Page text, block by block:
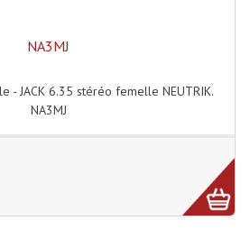
NA3MJ
- JACK 6.35 stéréo femelle NEUTRIK.
NA3MJ